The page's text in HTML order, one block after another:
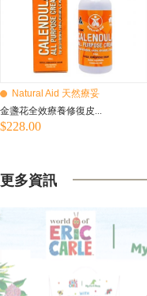
Natural Aid 天然療妥
金盞花全效療養修復皮...
$228.00
更多資訊